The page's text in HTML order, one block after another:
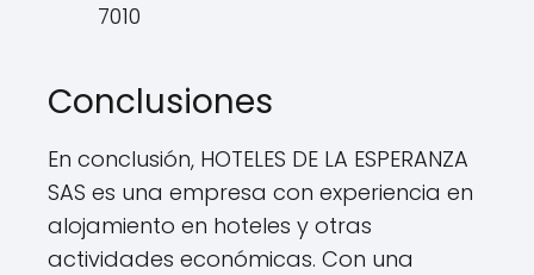
7010
Conclusiones
En conclusión, HOTELES DE LA ESPERANZA
SAS es una empresa con experiencia en
alojamiento en hoteles y otras
actividades económicas. Con una